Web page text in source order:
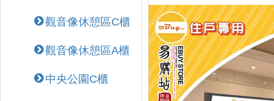
觀音像休憩區C櫃
觀音像休憩區A櫃
中央公園C櫃